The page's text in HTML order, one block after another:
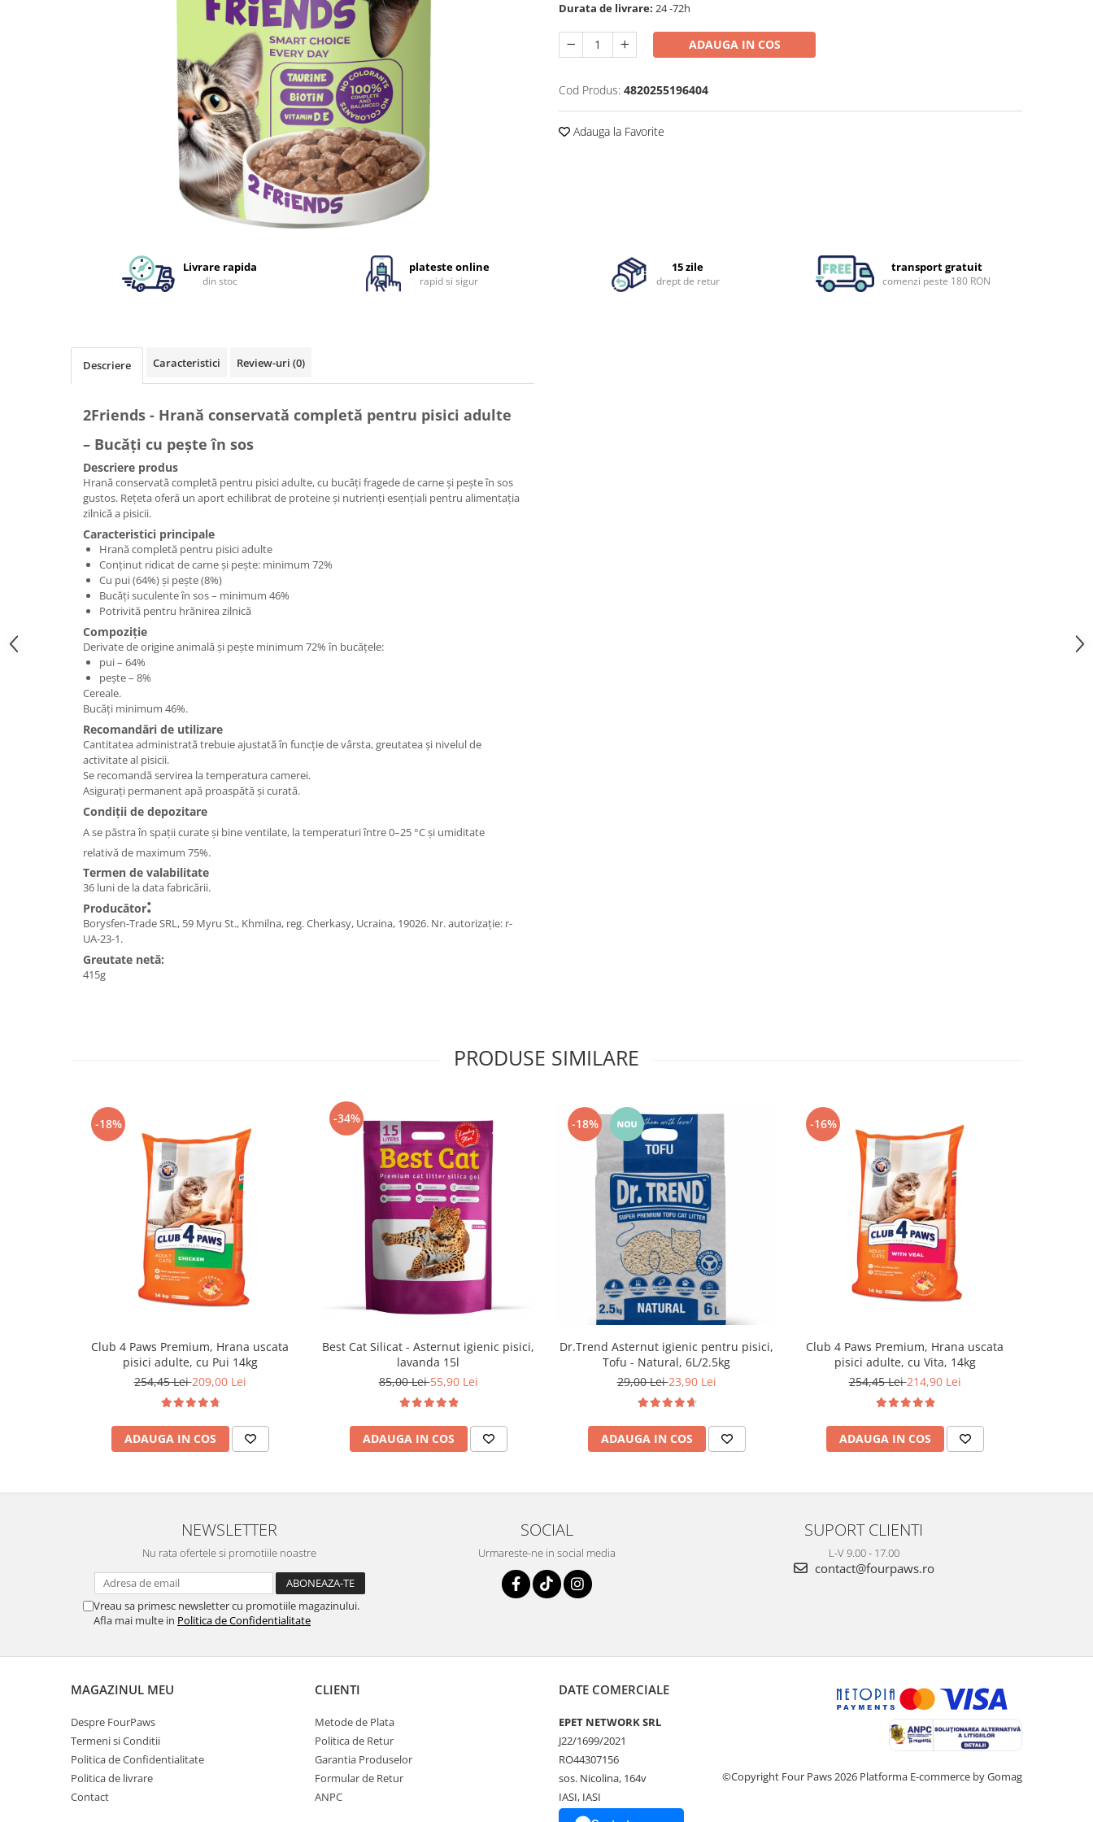
Durata de livrare: 24 -72h
ADAUGA IN COS
Cod Produs: 4820255196404
Adauga la Favorite
Livrare rapida
din stoc
plateste online
rapid si sigur
15 zile
drept de retur
transport gratuit
comenzi peste 180 RON
Descriere Caracteristici Review-uri (0)
2Friends - Hrană conservată completă pentru pisici adulte
– Bucăți cu pește în sos
Descriere produs
Hrană conservată completă pentru pisici adulte, cu bucăți fragede de carne și pește în sos
gustos. Rețeta oferă un aport echilibrat de proteine și nutrienți esențiali pentru alimentația
zilnică a pisicii.
Caracteristici principale
Hrană completă pentru pisici adulte
Conținut ridicat de carne și pește: minimum 72%
Cu pui (64%) și pește (8%)
Bucăți suculente în sos – minimum 46%
Potrivită pentru hrănirea zilnică
Compoziție
Derivate de origine animală și pește minimum 72% în bucățele:
pui – 64%
pește – 8%
Cereale.
Bucăți minimum 46%.
Recomandări de utilizare
Cantitatea administrată trebuie ajustată în funcție de vârsta, greutatea și nivelul de
activitate al pisicii.
Se recomandă servirea la temperatura camerei.
Asigurați permanent apă proaspătă și curată.
Condiții de depozitare
A se păstra în spații curate și bine ventilate, la temperaturi între 0–25 °C și umiditate
relativă de maximum 75%.
Termen de valabilitate
36 luni de la data fabricării.
Producător:
Borysfen-Trade SRL, 59 Myru St., Khmilna, reg. Cherkasy, Ucraina, 19026. Nr. autorizație: r-
UA-23-1.
Greutate netă:
415g
PRODUSE SIMILARE
-18%
Club 4 Paws Premium, Hrana uscata
pisici adulte, cu Pui 14kg
254,45 Lei209,00 Lei
ADAUGA IN COS
-34%
Best Cat Silicat - Asternut igienic pisici,
lavanda 15l
85,00 Lei55,90 Lei
ADAUGA IN COS
-18%
Dr.Trend Asternut igienic pentru pisici,
Tofu - Natural, 6L/2.5kg
29,00 Lei23,90 Lei
ADAUGA IN COS
-16%
Club 4 Paws Premium, Hrana uscata
pisici adulte, cu Vita, 14kg
254,45 Lei214,90 Lei
ADAUGA IN COS
NEWSLETTER
Nu rata ofertele si promotiile noastre
Vreau sa primesc newsletter cu promotiile magazinului.
Afla mai multe in Politica de Confidentialitate
SOCIAL
Urmareste-ne in social media
SUPORT CLIENTI
L-V 9.00 - 17.00
contact@fourpaws.ro
MAGAZINUL MEU
Despre FourPaws
Termeni si Conditii
Politica de Confidentialitate
Politica de livrare
Contact
CLIENTI
Metode de Plata
Politica de Retur
Garantia Produselor
Formular de Retur
ANPC
DATE COMERCIALE
EPET NETWORK SRL
J22/1699/2021
RO44307156
sos. Nicolina, 164v
IASI, IASI
©Copyright Four Paws 2026 Platforma E-commerce by Gomag